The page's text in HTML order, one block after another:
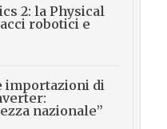
2: la Physical
robotici e
importazioni di
nazionale”